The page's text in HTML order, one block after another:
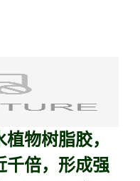
物树脂胶，
千倍，形成强